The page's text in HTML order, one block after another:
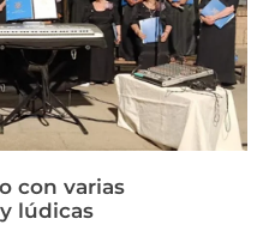
con varias
lúdicas